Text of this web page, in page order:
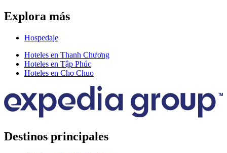
Explora más
Hospedaje
Hoteles en Thanh Chương
Hoteles en Tập Phúc
Hoteles en Cho Chuo
Destinos principales